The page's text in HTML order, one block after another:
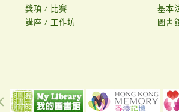
獎項 / 比賽
講座 / 工作坊
基本
圖書